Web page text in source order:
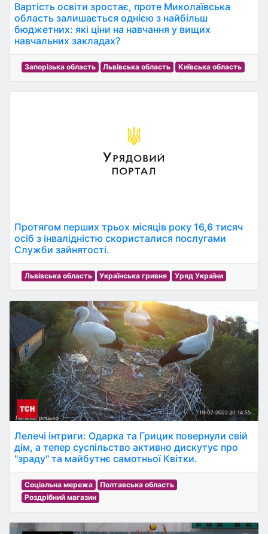
Вартість освіти зростає, проте Миколаївська
область залишається однією з найбільш
бюджетних: які ціни на навчання у вищих
навчальних закладах?
Запорізька область Львівська область Київська область
Протягом перших трьох місяців року 16,6 тисяч
осіб з інвалідністю скористалися послугами
Служби зайнятості.
Львівська область Українська гривня Уряд України
Лелечі інтриги: Одарка та Грицик повернули свій
дім, а тепер суспільство активно дискутує про
"зраду" та майбутнє самотньої Квітки.
Соціальна мережа
Полтавська область
Роздрібний магазин